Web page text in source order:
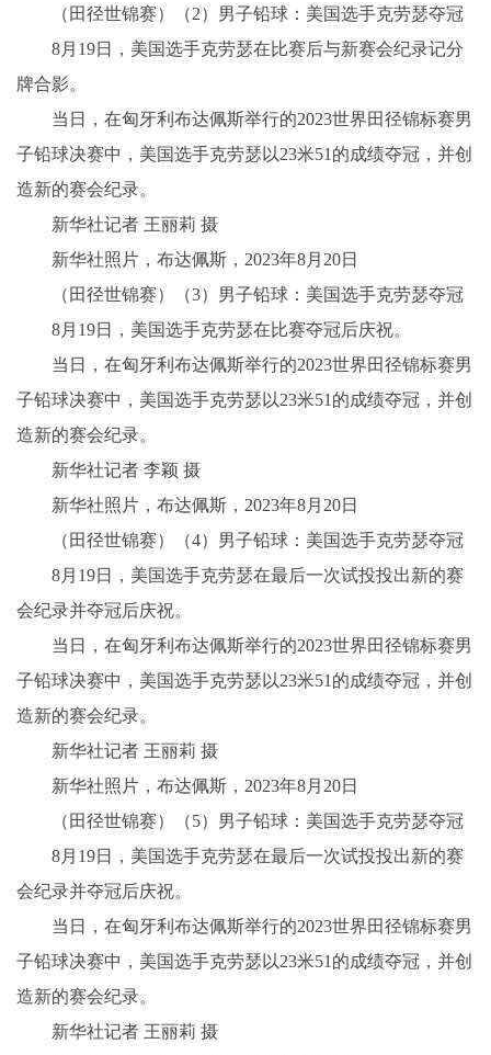
（田径世锦赛）（2）男子铅球：美国选手克劳瑟夺冠
8月19日，美国选手克劳瑟在比赛后与新赛会纪录记分
牌合影。
当日，在匈牙利布达佩斯举行的2023世界田径锦标赛男
子铅球决赛中，美国选手克劳瑟以23米51的成绩夺冠，并创
造新的赛会纪录。
新华社记者 王丽莉 摄
新华社照片，布达佩斯，2023年8月20日
（田径世锦赛）（3）男子铅球：美国选手克劳瑟夺冠
8月19日，美国选手克劳瑟在比赛夺冠后庆祝。
当日，在匈牙利布达佩斯举行的2023世界田径锦标赛男
子铅球决赛中，美国选手克劳瑟以23米51的成绩夺冠，并创
造新的赛会纪录。
新华社记者 李颖 摄
新华社照片，布达佩斯，2023年8月20日
（田径世锦赛）（4）男子铅球：美国选手克劳瑟夺冠
8月19日，美国选手克劳瑟在最后一次试投投出新的赛
会纪录并夺冠后庆祝。
当日，在匈牙利布达佩斯举行的2023世界田径锦标赛男
子铅球决赛中，美国选手克劳瑟以23米51的成绩夺冠，并创
造新的赛会纪录。
新华社记者 王丽莉 摄
新华社照片，布达佩斯，2023年8月20日
（田径世锦赛）（5）男子铅球：美国选手克劳瑟夺冠
8月19日，美国选手克劳瑟在最后一次试投投出新的赛
会纪录并夺冠后庆祝。
当日，在匈牙利布达佩斯举行的2023世界田径锦标赛男
子铅球决赛中，美国选手克劳瑟以23米51的成绩夺冠，并创
造新的赛会纪录。
新华社记者 王丽莉 摄